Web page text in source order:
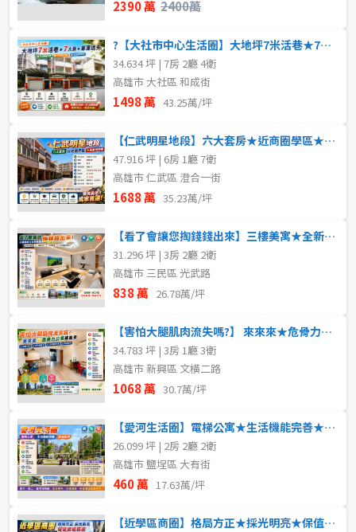
2390 萬 2400萬
?【大社市中心生活圈】大地坪7米活巷★7大房★車庫透天
34.634 坪 | 7房 2廳 4衛
高雄市 大社區 和成街
1498 萬 43.25萬/坪
【仁武明星地段】六大套房★近商圈學區★自家可停車
47.916 坪 | 6房 1廳 7衛
高雄市 仁武區 澄合一街
1688 萬 35.23萬/坪
【看了會讓您掏錢錢出來】三樓美寓★全新整理
31.296 坪 | 3房 2廳 2衛
高雄市 三民區 光武路
838 萬 26.78萬/坪
【害怕大腿肌肉流失嗎?】 來來來★危骨力公寓練起來
34.783 坪 | 3房 1廳 3衛
高雄市 新興區 文橫二路
1068 萬 30.7萬/坪
【愛河生活圈】電梯公寓★生活機能完善★舒適美宅
26.099 坪 | 2房 2廳 2衛
高雄市 鹽埕區 大有街
460 萬 17.63萬/坪
【近學區商圈】格局方正★採光明亮★保值增值首選